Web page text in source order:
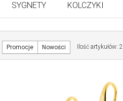
SYGNETY KOLCZYKI
Promocje Nowości Ilość artykułów: 2